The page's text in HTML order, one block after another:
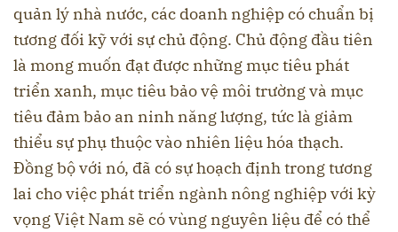
quản lý nhà nước, các doanh nghiệp có chuẩn bị
tương đối kỹ với sự chủ động. Chủ động đầu tiên
là mong muốn đạt được những mục tiêu phát
triển xanh, mục tiêu bảo vệ môi trường và mục
tiêu đảm bảo an ninh năng lượng, tức là giảm
thiểu sự phụ thuộc vào nhiên liệu hóa thạch.
Đồng bộ với nó, đã có sự hoạch định trong tương
lai cho việc phát triển ngành nông nghiệp với kỳ
vọng Việt Nam sẽ có vùng nguyên liệu để có thể